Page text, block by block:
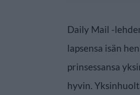
Daily Mail -
lapsensa isän
prinsessansa
hyvin.